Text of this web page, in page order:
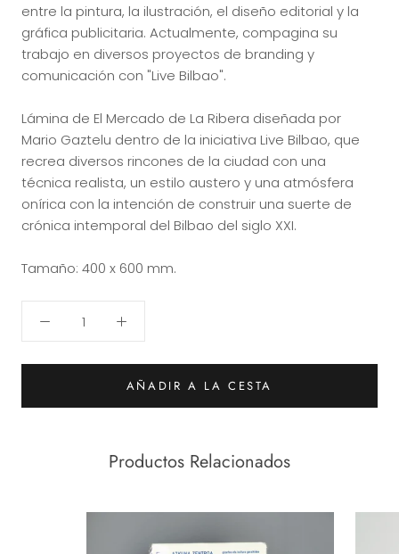
entre la pintura, la ilustración, el diseño editorial y la
gráfica publicitaria. Actualmente, compagina su
trabajo en diversos proyectos de branding y
comunicación con "Live Bilbao".
Lámina de El Mercado de La Ribera diseñada por
Mario Gaztelu dentro de la iniciativa Live Bilbao, que
recrea diversos rincones de la ciudad con una
técnica realista, un estilo austero y una atmósfera
onírica con la intención de construir una suerte de
crónica intemporal del Bilbao del siglo XXI.
Tamaño: 400 x 600 mm.
AÑADIR A LA CESTA
Productos Relacionados